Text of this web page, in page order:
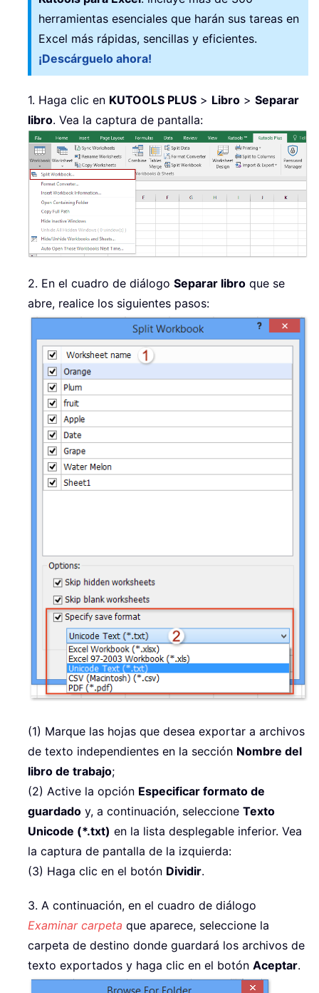
herramientas esenciales que harán sus tareas en
Excel más rápidas, sencillas y eficientes.
¡Descárguelo ahora!
1. Haga clic en KUTOOLS PLUS > Libro > Separar
libro. Vea la captura de pantalla:
2. En el cuadro de diálogo Separar libro que se
abre, realice los siguientes pasos:
(1) Marque las hojas que desea exportar a archivos
de texto independientes en la sección Nombre del
libro de trabajo;
(2) Active la opción Especificar formato de
guardado y, a continuación, seleccione Texto
Unicode (*.txt) en la lista desplegable inferior. Vea
la captura de pantalla de la izquierda:
(3) Haga clic en el botón Dividir.
3. A continuación, en el cuadro de diálogo
Examinar carpeta que aparece, seleccione la
carpeta de destino donde guardará los archivos de
texto exportados y haga clic en el botón Aceptar.